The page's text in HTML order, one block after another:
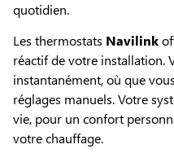
quotidien.
Les thermostats Navilink
réactif de votre installation.
instantanément, où que
réglages manuels. Votre
vie, pour un confort
votre chauffage.